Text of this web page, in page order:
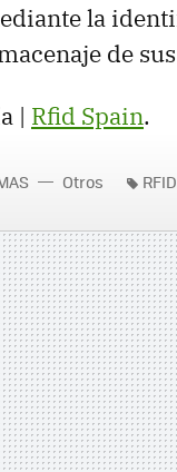
la
de
| Rfid Spain.
Otros RFID